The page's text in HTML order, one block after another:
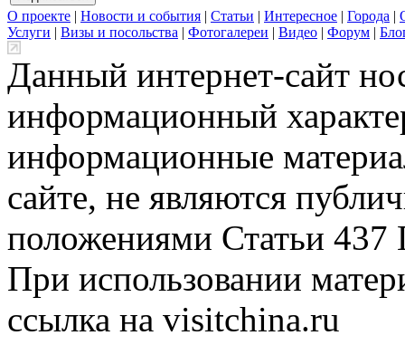
О проекте | Новости и события | Статьи | Интересное | Города |
Услуги | Визы и посольства | Фотогалереи | Видео | Форум |
Данный интернет-сайт
информационный
информационные
сайте, не являются
положениями Статьи 437
При использовании
ссылка на visitchina.ru